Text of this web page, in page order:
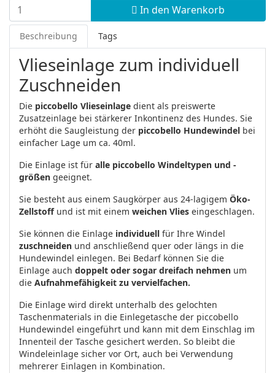
In den Warenkorb
Beschreibung Tags
Vlieseinlage zum individuell
Zuschneiden
Die piccobello Vlieseinlage dient als preiswerte
Zusatzeinlage bei stärkerer Inkontinenz des Hundes. Sie
erhöht die Saugleistung der piccobello Hundewindel bei
einfacher Lage um ca. 40ml.
Die Einlage ist für alle piccobello Windeltypen und -
größen geeignet.
Sie besteht aus einem Saugkörper aus 24-lagigem Öko-
Zellstoffund ist mit einem weichen Vlies eingeschlagen.
Sie können die Einlage individuell für Ihre Windel
zuschneiden und anschließend quer oder längs in die
Hundewindel einlegen. Bei Bedarf können Sie die
Einlage auch doppelt oder sogar dreifach nehmen um
die Aufnahmefähigkeit zu vervielfachen.
Die Einlage wird direkt unterhalb des gelochten
Taschenmaterials in die Einlegetasche der piccobello
Hundewindel eingeführt und kann mit dem Einschlag im
Innenteil der Tasche gesichert werden. So bleibt die
Windeleinlage sicher vor Ort, auch bei Verwendung
mehrerer Einlagen in Kombination.